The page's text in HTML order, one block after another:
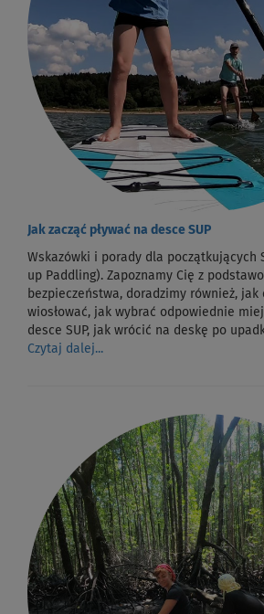
Jak zacząć pływać na desce SUP
Wskazówki i porady dla początkujących
up Paddling). Zapoznamy Cię z
bezpieczeństwa, doradzimy również,
wiosłować, jak wybrać odpowiednie
desce SUP, jak wrócić na deskę po
Czytaj dalej...